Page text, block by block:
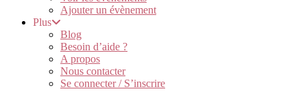
Ajouter un évènement
Plus
Blog
Besoin d’aide ?
A propos
Nous contacter
Se connecter / S’inscrire